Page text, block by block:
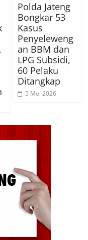
Polda Jateng
Bongkar 53
Kasus
Penyeleweng
an BBM dan
LPG Subsidi,
60 Pelaku
Ditangkap
5 Mei 2026